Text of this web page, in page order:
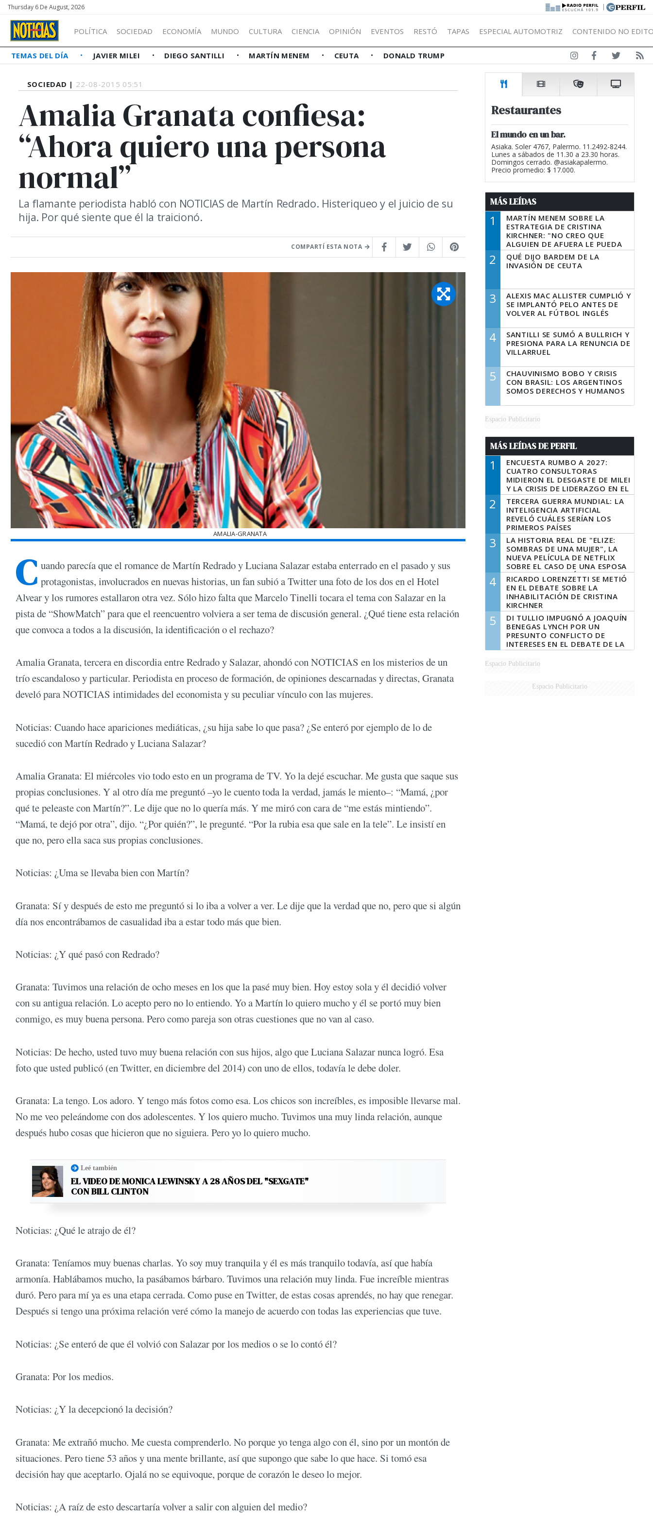
Thursday 6 De August, 2026 |
POLÍTICA SOCIEDAD ECONOMÍA MUNDO CULTURA CIENCIA OPINIÓN EVENTOS RESTÓ TAPAS ESPECIAL AUTOMOTRIZ CONTENIDO NO
TEMAS DEL DÍA JAVIER MILEI DIEGO SANTILLI MARTÍN MENEM CEUTA DONALD TRUMP
SOCIEDAD | 22-08-2015 05:51
Amalia Granata confiesa:
“Ahora quiero una persona
normal”
La flamante periodista habló con NOTICIAS de Martín Redrado. Histeriqueo y el juicio de su
hija. Por qué siente que él la traicionó.
COMPARTÍ ESTA NOTA
AMALIA-GRANATA
C uando parecía que el romance de Martín Redrado y Luciana Salazar estaba enterrado en el pasado y sus
protagonistas, involucrados en nuevas historias, un fan subió a Twitter una foto de los dos en el Hotel
Alvear y los rumores estallaron otra vez. Sólo hizo falta que Marcelo Tinelli tocara el tema con Salazar en la
pista de “ShowMatch” para que el reencuentro volviera a ser tema de discusión general. ¿Qué tiene esta relación
que convoca a todos a la discusión, la identificación o el rechazo?
Amalia Granata, tercera en discordia entre Redrado y Salazar, ahondó con NOTICIAS en los misterios de un
trío escandaloso y particular. Periodista en proceso de formación, de opiniones descarnadas y directas, Granata
develó para NOTICIAS intimidades del economista y su peculiar vínculo con las mujeres.
Noticias: Cuando hace apariciones mediáticas, ¿su hija sabe lo que pasa? ¿Se enteró por ejemplo de lo de
sucedió con Martín Redrado y Luciana Salazar?
Amalia Granata: El miércoles vio todo esto en un programa de TV. Yo la dejé escuchar. Me gusta que saque sus
propias conclusiones. Y al otro día me preguntó –yo le cuento toda la verdad, jamás le miento–: “Mamá, ¿por
qué te peleaste con Martín?”. Le dije que no lo quería más. Y me miró con cara de “me estás mintiendo”.
“Mamá, te dejó por otra”, dijo. “¿Por quién?”, le pregunté. “Por la rubia esa que sale en la tele”. Le insistí en
que no, pero ella saca sus propias conclusiones.
Noticias: ¿Uma se llevaba bien con Martín?
Granata: Sí y después de esto me preguntó si lo iba a volver a ver. Le dije que la verdad que no, pero que si algún
día nos encontrábamos de casualidad iba a estar todo más que bien.
Noticias: ¿Y qué pasó con Redrado?
Granata: Tuvimos una relación de ocho meses en los que la pasé muy bien. Hoy estoy sola y él decidió volver
con su antigua relación. Lo acepto pero no lo entiendo. Yo a Martín lo quiero mucho y él se portó muy bien
conmigo, es muy buena persona. Pero como pareja son otras cuestiones que no van al caso.
Noticias: De hecho, usted tuvo muy buena relación con sus hijos, algo que Luciana Salazar nunca logró. Esa
foto que usted publicó (en Twitter, en diciembre del 2014) con uno de ellos, todavía le debe doler.
Granata: La tengo. Los adoro. Y tengo más fotos como esa. Los chicos son increíbles, es imposible llevarse mal.
No me veo peleándome con dos adolescentes. Y los quiero mucho. Tuvimos una muy linda relación, aunque
después hubo cosas que hicieron que no siguiera. Pero yo lo quiero mucho.
Leé también
EL VIDEO DE MONICA LEWINSKY A 28 AÑOS DEL "SEXGATE"
CON BILL CLINTON
Noticias: ¿Qué le atrajo de él?
Granata: Teníamos muy buenas charlas. Yo soy muy tranquila y él es más tranquilo todavía, así que había
armonía. Hablábamos mucho, la pasábamos bárbaro. Tuvimos una relación muy linda. Fue increíble mientras
duró. Pero para mí ya es una etapa cerrada. Como puse en Twitter, de estas cosas aprendés, no hay que renegar.
Después si tengo una próxima relación veré cómo la manejo de acuerdo con todas las experiencias que tuve.
Noticias: ¿Se enteró de que él volvió con Salazar por los medios o se lo contó él?
Granata: Por los medios.
Noticias: ¿Y la decepcionó la decisión?
Granata: Me extrañó mucho. Me cuesta comprenderlo. No porque yo tenga algo con él, sino por un montón de
situaciones. Pero tiene 53 años y una mente brillante, así que supongo que sabe lo que hace. Si tomó esa
decisión hay que aceptarlo. Ojalá no se equivoque, porque de corazón le deseo lo mejor.
Noticias: ¿A raíz de esto descartaría volver a salir con alguien del medio?
Restaurantes
El mundo en un bar.
Asiaka. Soler 4767, Palermo. 11.2492-8244.
Lunes a sábados de 11.30 a 23.30 horas.
Domingos cerrado. @asiakapalermo.
Precio promedio: $ 17.000.
MÁS LEÍDAS
1
MARTÍN MENEM SOBRE LA
ESTRATEGIA DE CRISTINA
KIRCHNER: "NO CREO QUE
ALGUIEN DE AFUERA LE PUEDA
DECIR A LA JUSTICIA LO QUE
TIENE QUE HACER"
2
QUÉ DIJO BARDEM DE LA
INVASIÓN DE CEUTA
3
ALEXIS MAC ALLISTER CUMPLIÓ Y
SE IMPLANTÓ PELO ANTES DE
VOLVER AL FÚTBOL INGLÉS
4
SANTILLI SE SUMÓ A BULLRICH Y
PRESIONA PARA LA RENUNCIA DE
VILLARRUEL
5
CHAUVINISMO BOBO Y CRISIS
CON BRASIL: LOS ARGENTINOS
SOMOS DERECHOS Y HUMANOS
Espacio Publicitario
MÁS LEÍDAS DE PERFIL
1
ENCUESTA RUMBO A 2027:
CUATRO CONSULTORAS
MIDIERON EL DESGASTE DE MILEI
Y LA CRISIS DE LIDERAZGO EN EL
PERONISMO
2
TERCERA GUERRA MUNDIAL: LA
INTELIGENCIA ARTIFICIAL
REVELÓ CUÁLES SERÍAN LOS
PRIMEROS PAÍSES
LATINOAMERICANOS EN SER
DERROTADOS
3
LA HISTORIA REAL DE "ELIZE:
SOMBRAS DE UNA MUJER", LA
NUEVA PELÍCULA DE NETFLIX
SOBRE EL CASO DE UNA ESPOSA
QUE DESCUARTIZÓ A SU
MARIDO
4
RICARDO LORENZETTI SE METIÓ
EN EL DEBATE SOBRE LA
INHABILITACIÓN DE CRISTINA
KIRCHNER
5
DI TULLIO IMPUGNÓ A JOAQUÍN
BENEGAS LYNCH POR UN
PRESUNTO CONFLICTO DE
INTERESES EN EL DEBATE DE LA
LEY DE TIERRAS
Espacio Publicitario
Espacio Publicitario